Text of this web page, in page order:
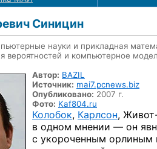
Синицин
науки и прикладная
вероятностей и компьютерное
Автор: BAZIL
Источник: mai7.pcnews.biz
Опубликовано: 2007 г.
Фото: Kaf804.ru
Колобок, Карлсон,
в одном мнении — он
с укороченным орлиным